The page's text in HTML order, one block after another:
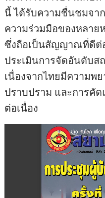
นี้ ได้รับความชื่นชมจา
ความร่วมมือของหลาย
ซึ่งถือเป็นสัญญาณที่ดีต่
ประเมินการจัดอันดับ
เนื่องจากไทยมีความพ
ปราบปราม และการคัด
ต่อเนื่อง